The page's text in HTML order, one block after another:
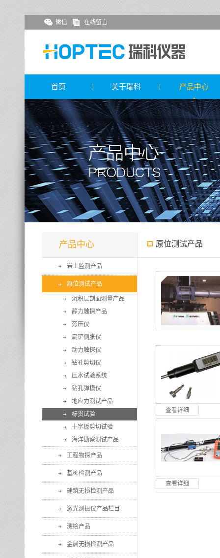
微信 在线留言
首页 关于瑞科 产品中心
产品中心
岩土监测产品
原位测试产品
沉积层剖面测量产品
静力触探产品
旁压仪
扁铲侧胀仪
动力触探仪
钻孔剪切仪
压水试验系统
钻孔弹模仪
地应力测试产品
标贯试验
十字板剪切试验
海洋勘察测试产品
工程物探产品
基桩检测产品
建筑无损检测产品
激光测振仪产品栏目
测绘产品
金属无损检测产品
原位测试产品
查看详细
查看详细